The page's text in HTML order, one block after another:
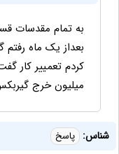
به تمام مقدسات
بعداز یک ماه
میلیون خرج
شناس: پاسخ